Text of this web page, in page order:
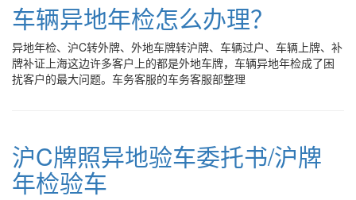
车辆异地年检怎么办理？
异地年检、沪C转外牌、外地车牌转沪牌、车辆过户、车辆上牌、补
牌补证上海这边许多客户上的都是外地车牌，车辆异地年检成了困
扰客户的最大问题。车务客服的车务客服部整理
沪C牌照异地验车委托书/沪牌
年检验车